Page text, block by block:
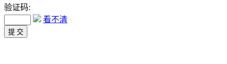
验证码:
看不清